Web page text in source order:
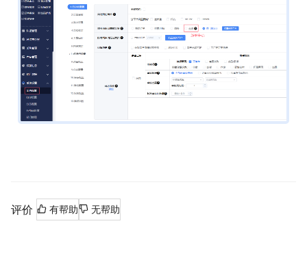
评价 有帮助 无帮助